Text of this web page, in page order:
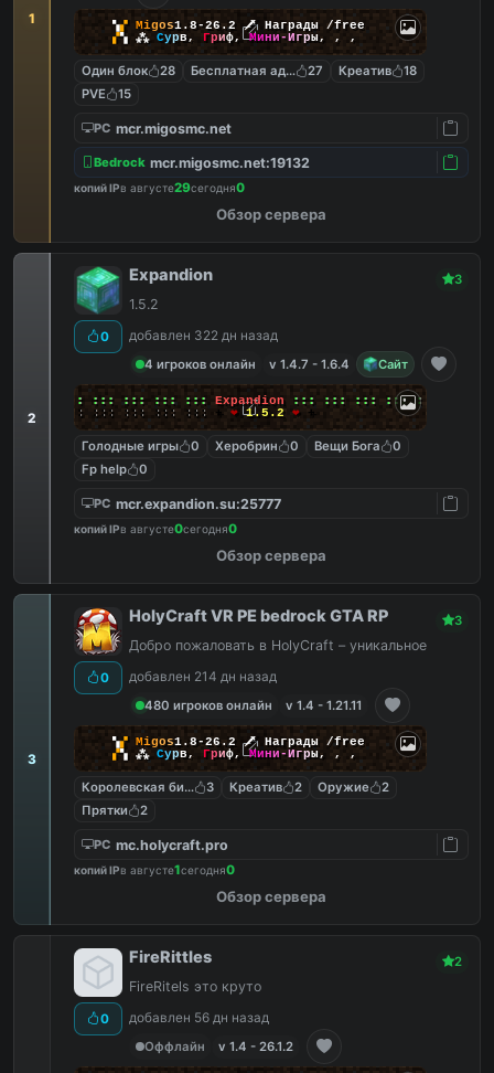
1 ▚▞ Migos1.8-26.2🗡 Награды /free
▞▚ ⁂ Сурв, Гриф,Мини-Игры, , ,
Один блок 28 Бесплатная админка
27 Креатив
18
PVE
15
PC mcr.migosmc.net
Bedrock mcr.migosmc.net:19132
копий IPв августе29сегодня0
Обзор сервера
2
0
Expandion 3
1.5.2
добавлен 322 дн назад
4 игроков онлайн
v 1.4.7 - 1.6.4 Сайт
::: ::: ::: ::: ::: Expandion ::: ::: ::: ::: :::
╚╝::: ::: ::: ::: ::: ::: + ❤ 1.5.2 ❤+
Голодные игры 0 Херобрин 0 Вещи Бога
0
Fp help
0
PC mcr.expandion.su:25777
копий IPв августе0сегодня0
Обзор сервера
3
0
HolyCraft VR PE bedrock GTA RP 3
Добро пожаловать в HolyCraft – уникальное
добавлен 214 дн назад
480 игроков онлайн
v 1.4 - 1.21.11
▚▞ Migos1.8-26.2🗡 Награды /free
▞▚ ⁂ Сурв, Гриф,Мини-Игры, , ,
Королевская битва3 Креатив 2 Оружие
2
Прятки
2
PC mc.holycraft.pro
копий IPв августе1сегодня0
Обзор сервера
0
FireRittles 2
FireRitels это круто
добавлен 56 дн назад
Оффлайн
v 1.4 - 26.1.2